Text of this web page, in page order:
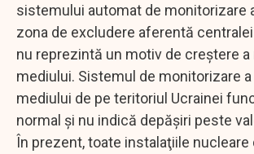
sistemului automat de monitorizare
zona de excludere aferentă
nu reprezintă un motiv de creştere
mediului. Sistemul de monitorizare
mediului de pe teritoriul Ucrainei
normal şi nu indică depăşiri peste
În prezent, toate instalaţiile nucleare